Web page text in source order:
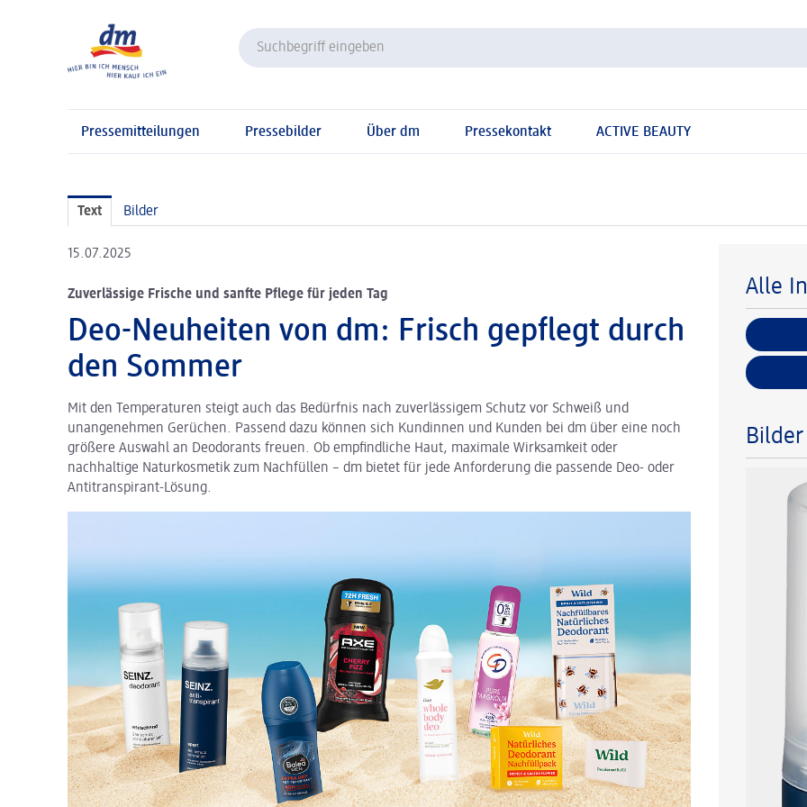
Pressemitteilungen Pressebilder Über dm Pressekontakt ACTIVE BEAUTY
Text Bilder
15.07.2025
Zuverlässige Frische und sanfte Pflege für jeden Tag
Deo-Neuheiten von dm: Frisch gepflegt durch
den Sommer
Mit den Temperaturen steigt auch das Bedürfnis nach zuverlässigem Schutz vor Schweiß und
unangenehmen Gerüchen. Passend dazu können sich Kundinnen und Kunden bei dm über eine noch
größere Auswahl an Deodorants freuen. Ob empfindliche Haut, maximale Wirksamkeit oder
nachhaltige Naturkosmetik zum Nachfüllen – dm bietet für jede Anforderung die passende Deo- oder
Antitranspirant-Lösung.
Alle